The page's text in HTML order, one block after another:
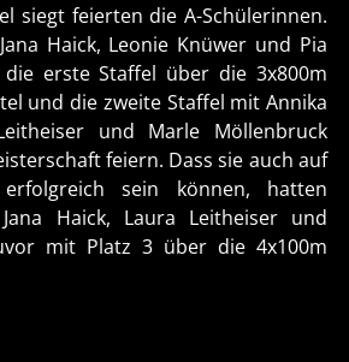
siegt feierten die A-Schülerinnen.
Haick, Leonie Knüwer und Pia
erste Staffel über die 3x800m
und die zweite Staffel mit Annika
und Marle Möllenbruck
feiern. Dass sie auch auf
sein können, hatten
Haick, Laura Leitheiser und
mit Platz 3 über die 4x100m